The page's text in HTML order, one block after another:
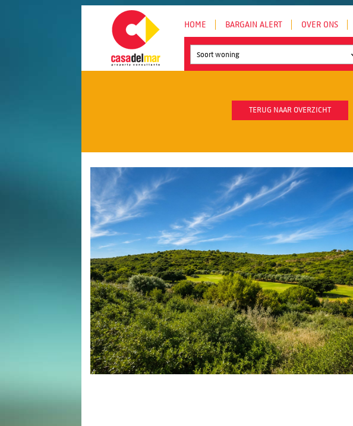
HOME BARGAIN ALERT OVER ONS
Soort woning
TERUG NAAR OVERZICHT